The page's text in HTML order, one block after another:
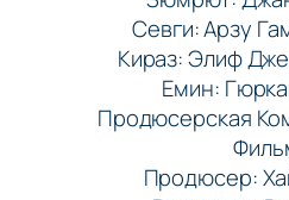
Севги: Арзу
Кираз: Элиф
Емин:
Продюсерская
Продюсер: